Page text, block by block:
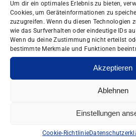
Um dir ein optimales Erlebnis zu bieten,
Cookies, um Geräteinformationen zu
zuzugreifen. Wenn du diesen Technologien
wie das Surfverhalten oder eindeutige IDs
Wenn du deine Zustimmung nicht erteilst
bestimmte Merkmale und Funktionen
Akzeptieren
Ablehnen
Einstellungen
Cookie-Richtlinie